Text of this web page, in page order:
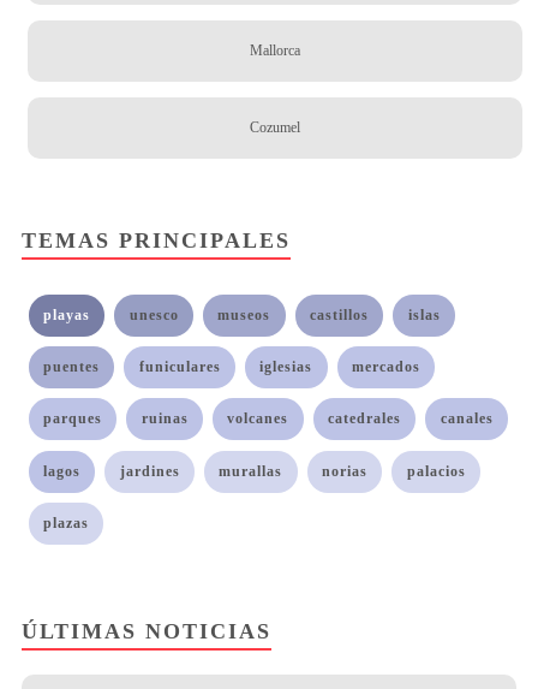
Mallorca
Cozumel
TEMAS PRINCIPALES
playas unesco museos castillos islas
puentes funiculares iglesias mercados
parques ruinas volcanes catedrales canales
lagos jardines murallas norias palacios
plazas
ÚLTIMAS NOTICIAS